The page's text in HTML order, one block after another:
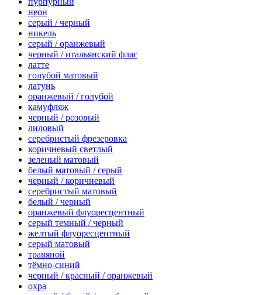
неон
серый / черный
никель
серый / оранжевый
черный / итальянский флаг
латте
голубой матовый
латунь
оранжевый / голубой
камуфляж
черный / розовый
лиловый
серебристый фрезеровка
коричневый светлый
зеленый матовый
белый матовый / серый
черный / коричневый
серебристый матовый
белый / черный
оранжевый флуоресцентный
серый темный / черный
желтый флуоресцентный
серый матовый
травяной
тёмно-синий
черный / красный / оранжевый
охра